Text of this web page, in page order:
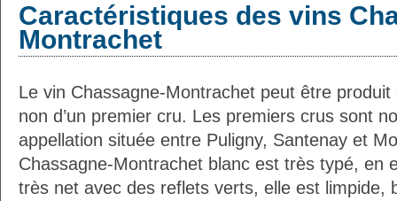
Caractéristiques des vins
Montrachet
Le vin Chassagne-Montrachet peut être
non d’un premier cru. Les premiers crus sont
appellation située entre Puligny, Santenay et
Chassagne-Montrachet blanc est très typé, en
très net avec des reflets verts, elle est limpide,